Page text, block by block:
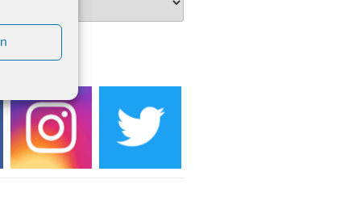
im Ev. Gemeindehaus von 14-
des Honterus Chors im
um 19:00 Uhr
im Ev. Gemeindehaus von